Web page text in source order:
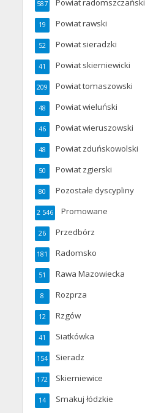
Powiat radomszczański
587
Powiat rawski
19
Powiat sieradzki
52
Powiat skierniewicki
41
Powiat tomaszowski
209
Powiat wieluński
48
Powiat wieruszowski
46
Powiat zduńskowolski
48
Powiat zgierski
50
Pozostałe dyscypliny
80
Promowane
2 546
Przedbórz
26
Radomsko
181
Rawa Mazowiecka
51
Rozprza
8
Rzgów
12
Siatkówka
41
Sieradz
154
Skierniewice
172
Smakuj łódzkie
14